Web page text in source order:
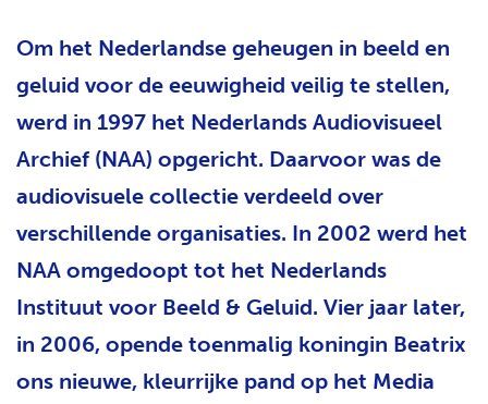
Z
R
H
T
e
i
e
:
Om het Nederlandse geheugen in beeld en
geluid voor de eeuwigheid veilig te stellen,
werd in 1997 het Nederlands Audiovisueel
Archief (NAA) opgericht. Daarvoor was de
audiovisuele collectie verdeeld over
verschillende organisaties. In 2002 werd het
NAA omgedoopt tot het Nederlands
Instituut voor Beeld & Geluid. Vier jaar later,
in 2006, opende toenmalig koningin Beatrix
ons nieuwe, kleurrijke pand op het Media